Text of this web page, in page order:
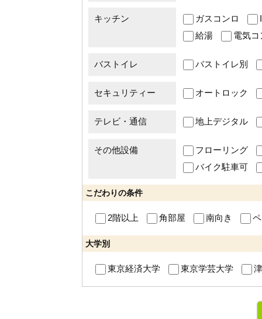
キッチン ガスコンロ
給湯
電気コ
バストイレ バストイレ別
セキュリティー オートロック
テレビ・通信 地上デジタル
その他設備
フローリング
バイク駐車可
こだわりの条件
2階以上 角部屋 南向き
大学別
東京経済大学 東京学芸大学